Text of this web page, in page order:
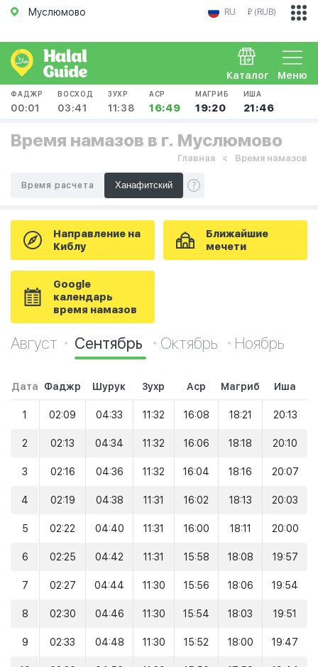
Муслюмово RU ₽ (RUB)
Меню
Каталог
ФАДЖР
00:01
ВОСХОД
03:41
ЗУХР
11:38
АСР
16:49
МАГРИБ
19:20
ИША
21:46
Время намазов в г. Муслюмово
Главная Время намазов
Время расчета
Направление на
Киблу
Ближайшие
мечети
Google
календарь
время намазов
Август Сентябрь Октябрь Ноябрь
Дата Фаджр Шурук Зухр Аср Магриб Иша
1 02:09 04:33 11:32 16:08 18:21 20:13
2 02:13 04:34 11:32 16:06 18:18 20:10
3 02:16 04:36 11:32 16:04 18:16 20:07
4 02:19 04:38 11:31 16:02 18:13 20:03
5 02:22 04:40 11:31 16:00 18:11 20:00
6 02:25 04:42 11:31 15:58 18:08 19:57
7 02:27 04:44 11:30 15:56 18:06 19:54
8 02:30 04:46 11:30 15:54 18:03 19:51
9 02:33 04:48 11:30 15:52 18:00 19:47